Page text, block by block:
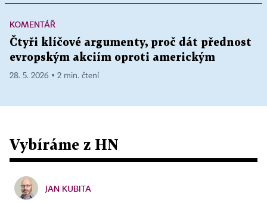
KOMENTÁŘ
Čtyři klíčové argumenty, proč dát přednost
evropským akciím oproti americkým
28. 5. 2026 ▪ 2 min. čtení
Vybíráme z HN
JAN KUBITA